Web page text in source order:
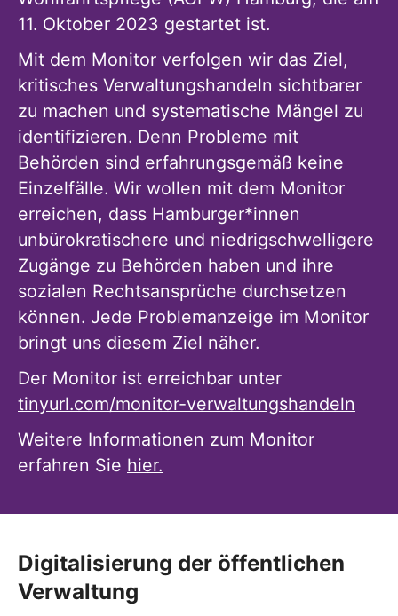
11. Oktober 2023 gestartet ist.
Mit dem Monitor verfolgen wir das Ziel,
kritisches Verwaltungshandeln sichtbarer
zu machen und systematische Mängel zu
identifizieren. Denn Probleme mit
Behörden sind erfahrungsgemäß keine
Einzelfälle. Wir wollen mit dem Monitor
erreichen, dass Hamburger*innen
unbürokratischere und niedrigschwelligere
Zugänge zu Behörden haben und ihre
sozialen Rechtsansprüche durchsetzen
können. Jede Problemanzeige im Monitor
bringt uns diesem Ziel näher.
Der Monitor ist erreichbar unter
tinyurl.com/monitor-verwaltungshandeln
Weitere Informationen zum Monitor
erfahren Sie hier.
Digitalisierung der öffentlichen
Verwaltung